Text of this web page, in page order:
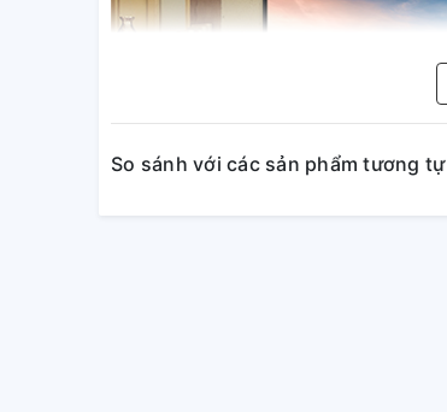
So sánh với các sản phẩm tương tự